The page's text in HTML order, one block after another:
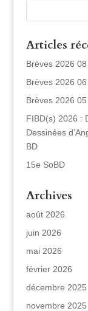
Articles
Brèves 2026 08
Brèves 2026 06
Brèves 2026 05
FIBD(s) 2026 :
Dessinées
BD
15e SoBD
Archives
août 2026
juin 2026
mai 2026
février 2026
décembre 2025
novembre 2025